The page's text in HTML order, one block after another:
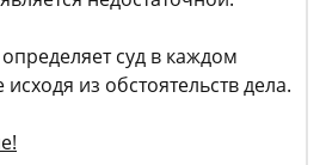
суд в каждом
из обстоятельств дела.